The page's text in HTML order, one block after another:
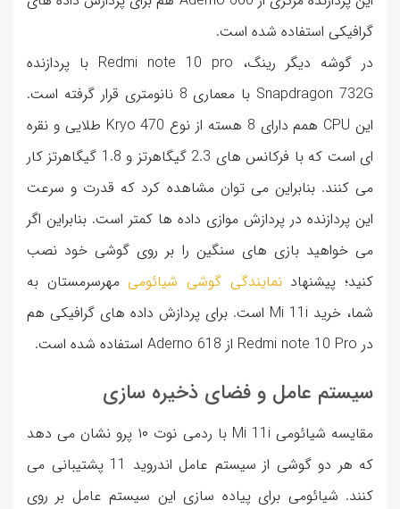
گرافیکی استفاده شده است.
در گوشه دیگر رینگ، Redmi note 10 pro با پردازنده
Snapdragon 732G با معماری 8 نانومتری قرار گرفته است.
این CPU همم دارای 8 هسته از نوع Kryo 470 طلایی و نقره
ای است که با فرکانس های 2.3 گیگاهرتز و 1.8 گیگاهرتز کار
می کنند. بنابراین می توان مشاهده کرد که قدرت و سرعت
این پردازنده در پردازش موازی داده ها کمتر است. بنابراین اگر
می خواهید بازی های سنگین را بر روی گوشی خود نصب
کنید؛ پیشنهادنمایندگی گوشی شیائومیمهرسرمستان به
شما، خرید Mi 11i است. برای پردازش داده های گرافیکی هم
در Redmi note 10 Pro از Aderno 618 استفاده شده است.
سیستم عامل و فضای ذخیره سازی
مقایسه شیائومی Mi 11i با ردمی نوت ۱۰ پرو نشان می دهد
که هر دو گوشی از سیستم عامل اندروید 11 پشتیبانی می
کنند. شیائومی برای پیاده سازی این سیستم عامل بر روی